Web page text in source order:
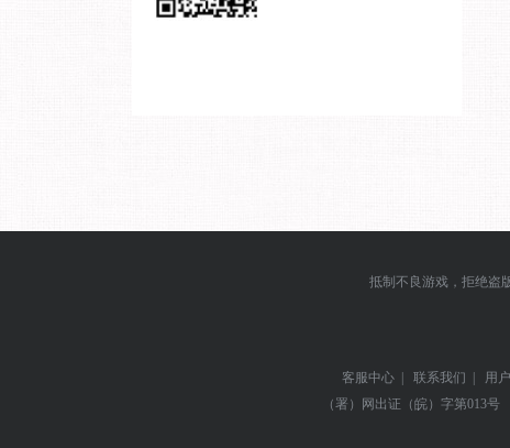
抵制不良游戏，拒绝盗
客服中心 | 联系我们 | 用
（署）网出证（皖）字第013号